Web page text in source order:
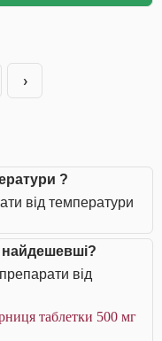
›
?
від температури
найдешевші?
від
таблетки 500 мг